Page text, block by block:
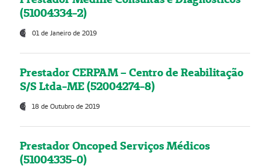
(51004334-2)
01 de Janeiro de 2019
Prestador CERPAM – Centro de Reabilitação
S/S Ltda-ME (52004274-8)
18 de Outubro de 2019
Prestador Oncoped Serviços Médicos
(51004335-0)